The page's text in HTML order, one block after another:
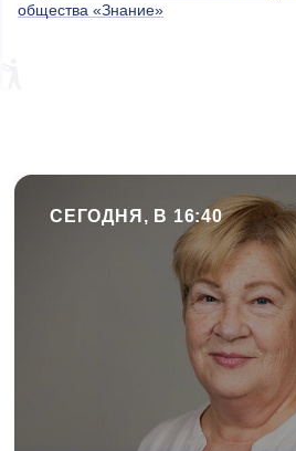
общества «Знание»
СЕГОДНЯ, В 16:40